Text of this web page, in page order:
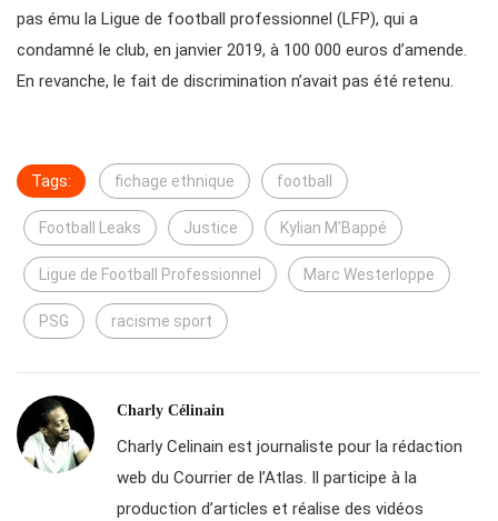
pas ému la Ligue de football professionnel (LFP), qui a
condamné le club, en janvier 2019, à 100 000 euros d’amende.
En revanche, le fait de discrimination n’avait pas été retenu.
Tags: fichage ethnique football
Football Leaks Justice Kylian M’Bappé
Ligue de Football Professionnel Marc Westerloppe
PSG racisme sport
Charly Célinain
Charly Celinain est journaliste pour la rédaction
web du Courrier de l’Atlas. Il participe à la
production d’articles et réalise des vidéos